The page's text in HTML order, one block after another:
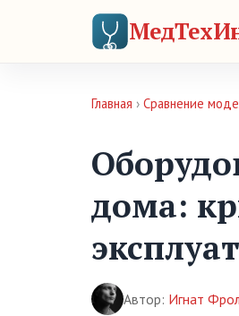
Главная › Сравнение
дома:
Автор: Игнат